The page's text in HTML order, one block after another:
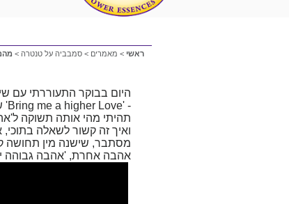
ראשי > מאמרים > סמבביה על טנטרה > מהם 7 המפתחות לאהבה
היום בבוקר התעוררתי עם
- 'Bring me a higher Love' שירו של Steve Winwood
תהיתי מהי אותה תשוקה
ואיך זה קשור לשאלה בתוכי,
מסתבר, שישנה מין תחושה
אהבה אחרת, 'אהבה גבוהה